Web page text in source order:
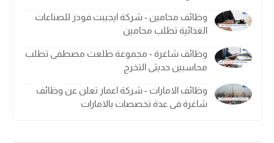
وظائف محامين - شركة ايجيبت فودز للصناعات
الغذائية تطلب محامين
وظائف شاغرة - مجموعة طلعت مصطفى تطلب
محاسبين حديثى التخرج
وظائف الامارات - شركة اعمار تعلن عن وظائف
شاغرة فى عدة تخصصات بالامارات